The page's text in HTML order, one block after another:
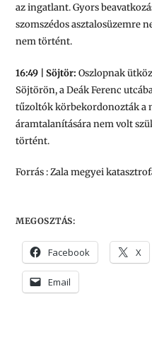
az ingatlant. Gyors
szomszédos asztalosüzemre
nem történt.
16:49 | Söjtör: Oszlopnak
Söjtörön, a Deák Ferenc
tűzoltók körbekordonozták a
áramtalanítására nem volt
történt.
Forrás : Zala megyei
MEGOSZTÁS:
Facebook X
Email